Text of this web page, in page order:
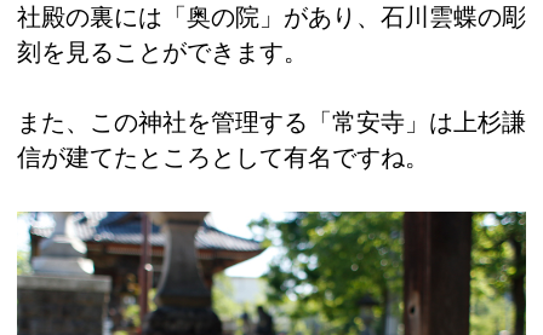
社殿の裏には「奥の院」があり、石川雲蝶の彫
刻を見ることができます。
また、この神社を管理する「常安寺」は上杉謙
信が建てたところとして有名ですね。